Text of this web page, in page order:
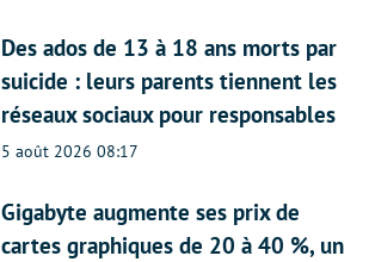
Des ados de 13 à 18 ans morts par
suicide : leurs parents tiennent les
réseaux sociaux pour responsables
5 août 2026 08:17
Gigabyte augmente ses prix de
cartes graphiques de 20 à 40 %, un